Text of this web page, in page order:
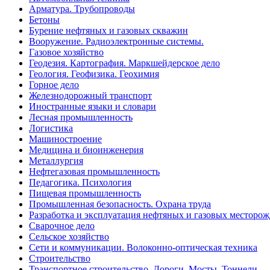
Арматура. Трубопроводы
Бетоны
Бурение нефтяных и газовых скважин
Вооружение. Радиоэлектронные системы.
Газовое хозяйство
Геодезия. Картография. Маркшейдерское дело
Геология. Геофизика. Геохимия
Горное дело
Железнодорожный транспорт
Иностранные языки и словари
Лесная промышленность
Логистика
Машиностроение
Медицина и биоинженерия
Металлургия
Нефтегазовая промышленность
Педагогика. Психология
Пищевая промышленность
Промышленная безопасность. Охрана труда
Разработка и эксплуатация нефтяных и газовых
Сварочное дело
Сельское хозяйство
Сети и коммуникации. Волоконно-оптическая техника
Строительство